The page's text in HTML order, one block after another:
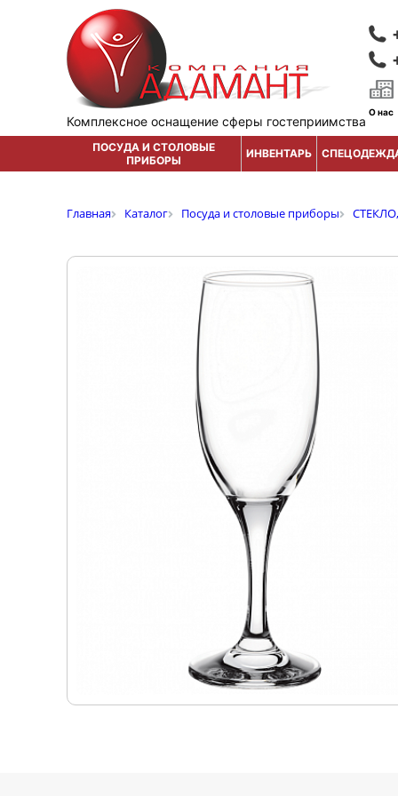
Комплексное оснащение сферы гостеприимства
О нас
ПОСУДА И СТОЛОВЫЕ
ПРИБОРЫ
ИНВЕНТАРЬ
Главная Каталог Посуда и столовые приборы